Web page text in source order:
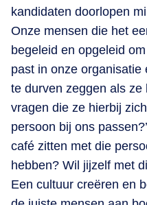
kandidaten doorlopen
Onze mensen die het
begeleid en opgeleid
past in onze organisatie
te durven zeggen als
vragen die ze hierbij
persoon bij ons
café zitten met die
hebben? Wil jijzelf met
Een cultuur creëren en